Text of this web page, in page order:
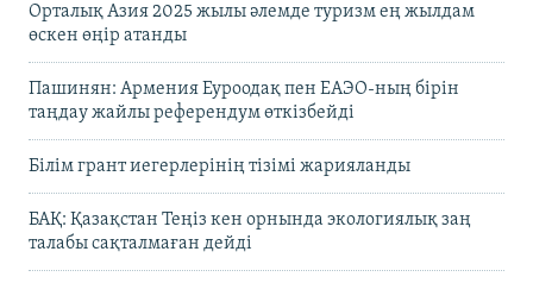
Орталық Азия 2025 жылы әлемде туризм ең жылдам
өскен өңір атанды
Пашинян: Армения Еуроодақ пен ЕАЭО-ның бірін
таңдау жайлы референдум өткізбейді
Білім грант иегерлерінің тізімі жарияланды
БАҚ: Қазақстан Теңіз кен орнында экологиялық заң
талабы сақталмаған дейді